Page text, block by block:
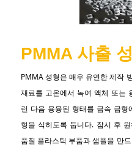
PMMA 사출
PMMA 성형은 매우 유연한 제작
재료를 고온에서 녹여 액체 또는
런 다음 용융된 형태를 금속 금
형을 식히도록 둡니다. 잠시 후
품질 플라스틱 부품과 샘플을 만